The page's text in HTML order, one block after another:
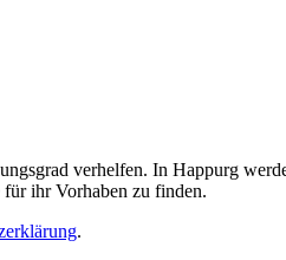
verhelfen. In Happurg
für ihr Vorhaben zu finden.
.